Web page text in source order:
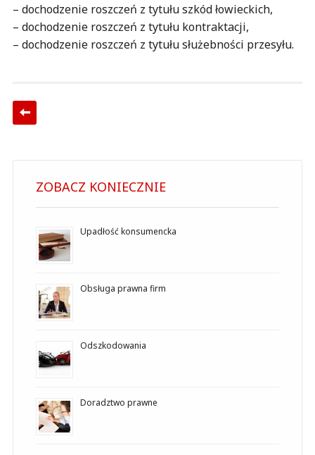
– dochodzenie roszczeń z tytułu szkód łowieckich,
– dochodzenie roszczeń z tytułu kontraktacji,
– dochodzenie roszczeń z tytułu służebności przesyłu.
Post navigation
ZOBACZ KONIECZNIE
Upadłość konsumencka
Obsługa prawna firm
Odszkodowania
Doradztwo prawne